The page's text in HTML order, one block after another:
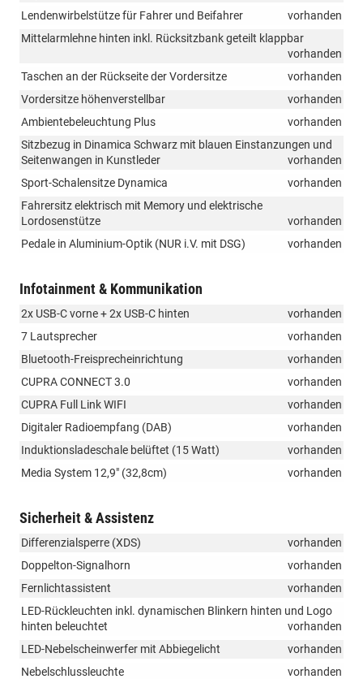
Lendenwirbelstütze für Fahrer und Beifahrer
vorhanden
Mittelarmlehne hinten inkl. Rücksitzbank geteilt klappbar
vorhanden
Taschen an der Rückseite der Vordersitze
vorhanden
Vordersitze höhenverstellbar
vorhanden
Ambientebeleuchtung Plus
vorhanden
Sitzbezug in Dinamica Schwarz mit blauen Einstanzungen und
Seitenwangen in Kunstleder
vorhanden
Sport-Schalensitze Dynamica
vorhanden
Fahrersitz elektrisch mit Memory und elektrische
Lordosenstütze
vorhanden
Pedale in Aluminium-Optik (NUR i.V. mit DSG)
vorhanden
Infotainment & Kommunikation
2x USB-C vorne + 2x USB-C hinten
vorhanden
7 Lautsprecher
vorhanden
Bluetooth-Freisprecheinrichtung
vorhanden
CUPRA CONNECT 3.0
vorhanden
CUPRA Full Link WIFI
vorhanden
Digitaler Radioempfang (DAB)
vorhanden
Induktionsladeschale belüftet (15 Watt)
vorhanden
Media System 12,9" (32,8cm)
vorhanden
Sicherheit & Assistenz
Differenzialsperre (XDS)
vorhanden
Doppelton-Signalhorn
vorhanden
Fernlichtassistent
vorhanden
LED-Rückleuchten inkl. dynamischen Blinkern hinten und Logo
hinten beleuchtet
vorhanden
LED-Nebelscheinwerfer mit Abbiegelicht
vorhanden
Nebelschlussleuchte
vorhanden